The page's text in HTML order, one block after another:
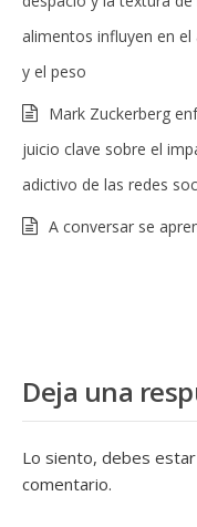
alimentos influyen en el
y el peso
Mark Zuckerberg
juicio clave sobre el
adictivo de las redes
A conversar se
Deja una
Lo siento, debes estar
comentario.